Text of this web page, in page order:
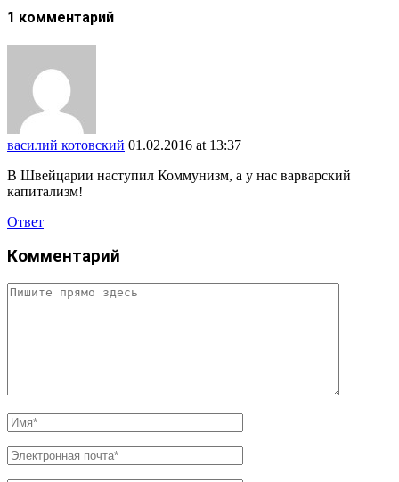
1 комментарий
василий котовский 01.02.2016 at 13:37
В Швейцарии наступил Коммунизм, а у нас варварский
капитализм!
Ответ
Комментарий